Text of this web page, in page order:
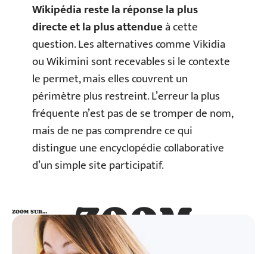
Wikipédia reste la réponse la plus
directe et la plus attendueà cette
question. Les alternatives comme Vikidia
ou Wikimini sont recevables si le contexte
le permet, mais elles couvrent un
périmètre plus restreint. L’erreur la plus
fréquente n’est pas de se tromper de nom,
mais de ne pas comprendre ce qui
distingue une encyclopédie collaborative
d’un simple site participatif.
ZOOM
SUR…
ZOOM SUR…